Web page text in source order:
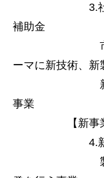
3.社会課題
補助金
市が提示
ーマに新技術、新
新サービ
事業
【新事業挑
4.新事業挑
製品開発